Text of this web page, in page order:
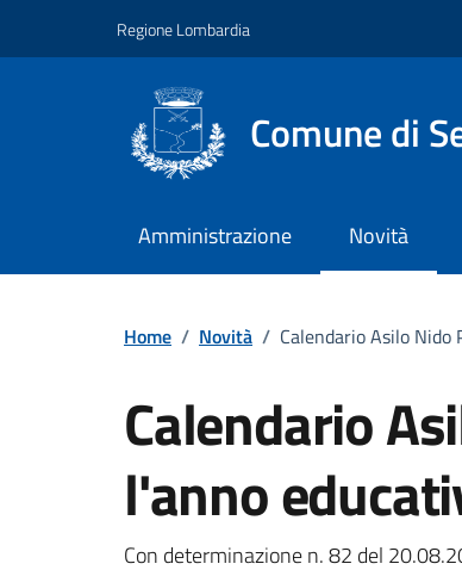
Regione Lombardia
Comune di
Amministrazione Novità
Home / Novità / Calendario Asilo
Calendario
l'anno
Con determinazione n. 82 del